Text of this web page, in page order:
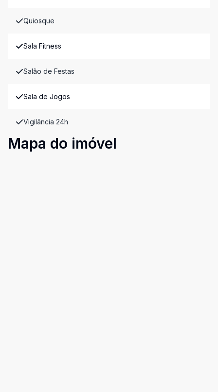
Quiosque
Sala Fitness
Salão de Festas
Sala de Jogos
Vigilância 24h
Mapa do imóvel